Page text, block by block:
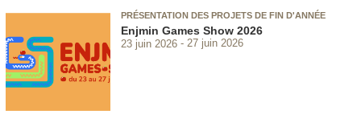
PRÉSENTATION DES PROJETS DE FIN D'ANNÉE
Enjmin Games Show 2026
23 juin 2026 27 juin 2026